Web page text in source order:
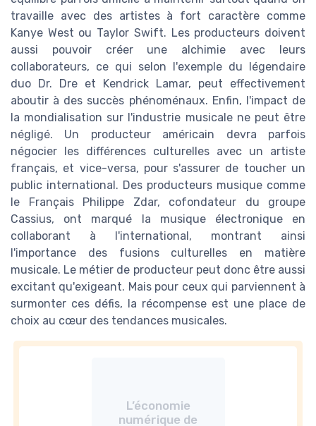
travaille avec des artistes à fort caractère comme
Kanye West ou Taylor Swift. Les producteurs doivent
aussi pouvoir créer une alchimie avec leurs
collaborateurs, ce qui selon l'exemple du légendaire
duo Dr. Dre et Kendrick Lamar, peut effectivement
aboutir à des succès phénoménaux. Enfin, l'impact de
la mondialisation sur l'industrie musicale ne peut être
négligé. Un producteur américain devra parfois
négocier les différences culturelles avec un artiste
français, et vice-versa, pour s'assurer de toucher un
public international. Des producteurs musique comme
le Français Philippe Zdar, cofondateur du groupe
Cassius, ont marqué la musique électronique en
collaborant à l'international, montrant ainsi
l'importance des fusions culturelles en matière
musicale. Le métier de producteur peut donc être aussi
excitant qu'exigeant. Mais pour ceux qui parviennent à
surmonter ces défis, la récompense est une place de
choix au cœur des tendances musicales.
L’économie
numérique de